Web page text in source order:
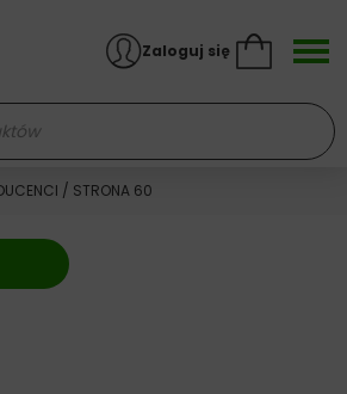
Zaloguj się
/ STRONA 60